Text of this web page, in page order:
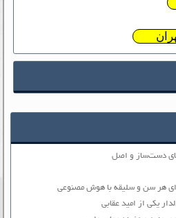
دست‌ساز و اصل
هر سن و سلیقه با هوش مصنوعی
یکی از امید عقابی